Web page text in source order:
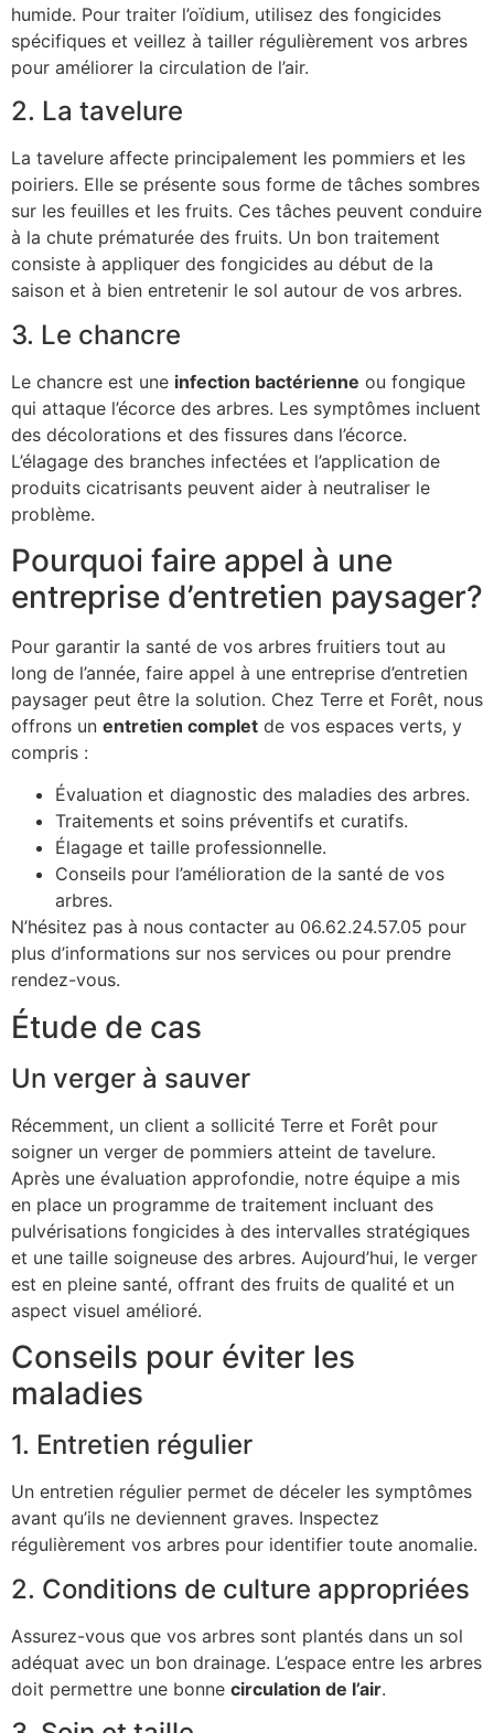
humide. Pour traiter l’oïdium, utilisez des fongicides
spécifiques et veillez à tailler régulièrement vos arbres
pour améliorer la circulation de l’air.
2. La tavelure
La tavelure affecte principalement les pommiers et les
poiriers. Elle se présente sous forme de tâches sombres
sur les feuilles et les fruits. Ces tâches peuvent conduire
à la chute prématurée des fruits. Un bon traitement
consiste à appliquer des fongicides au début de la
saison et à bien entretenir le sol autour de vos arbres.
3. Le chancre
Le chancre est une infection bactérienne ou fongique
qui attaque l’écorce des arbres. Les symptômes incluent
des décolorations et des fissures dans l’écorce.
L’élagage des branches infectées et l’application de
produits cicatrisants peuvent aider à neutraliser le
problème.
Pourquoi faire appel à une
entreprise d’entretien paysager?
Pour garantir la santé de vos arbres fruitiers tout au
long de l’année, faire appel à une entreprise d’entretien
paysager peut être la solution. Chez Terre et Forêt, nous
offrons un entretien complet de vos espaces verts, y
compris :
Évaluation et diagnostic des maladies des arbres.
Traitements et soins préventifs et curatifs.
Élagage et taille professionnelle.
Conseils pour l’amélioration de la santé de vos
arbres.
N’hésitez pas à nous contacter au 06.62.24.57.05 pour
plus d’informations sur nos services ou pour prendre
rendez-vous.
Étude de cas
Un verger à sauver
Récemment, un client a sollicité Terre et Forêt pour
soigner un verger de pommiers atteint de tavelure.
Après une évaluation approfondie, notre équipe a mis
en place un programme de traitement incluant des
pulvérisations fongicides à des intervalles stratégiques
et une taille soigneuse des arbres. Aujourd’hui, le verger
est en pleine santé, offrant des fruits de qualité et un
aspect visuel amélioré.
Conseils pour éviter les
maladies
1. Entretien régulier
Un entretien régulier permet de déceler les symptômes
avant qu’ils ne deviennent graves. Inspectez
régulièrement vos arbres pour identifier toute anomalie.
2. Conditions de culture appropriées
Assurez-vous que vos arbres sont plantés dans un sol
adéquat avec un bon drainage. L’espace entre les arbres
doit permettre une bonne circulation de l’air.